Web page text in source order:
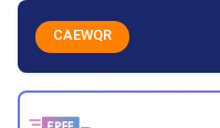
CAEWQR